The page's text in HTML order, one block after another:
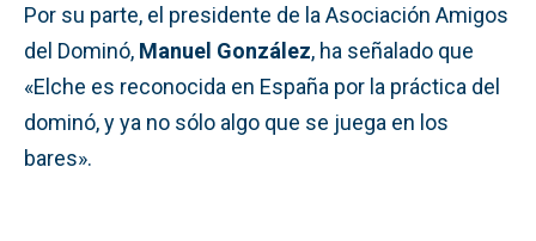
Por su parte, el presidente de la Asociación Amigos
del Dominó, Manuel González, ha señalado que
«Elche es reconocida en España por la práctica del
dominó, y ya no sólo algo que se juega en los
bares».